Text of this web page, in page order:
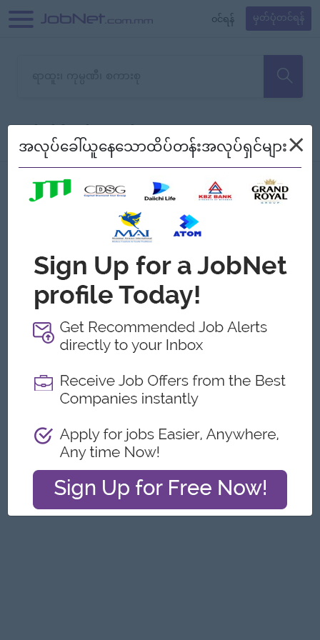
၀င်ရန် မှတ်ပုံတင်ရန်
သော အလုပ်မရှိသေးပါ။
စစ်ရန် စဉ်၍ကြည့်မည်
အလုပ်ခေါ်ယူနေသောထိပ်တန်းအလုပ်ရှင်များ×